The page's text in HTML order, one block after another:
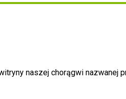
naszej chorągwi nazwanej